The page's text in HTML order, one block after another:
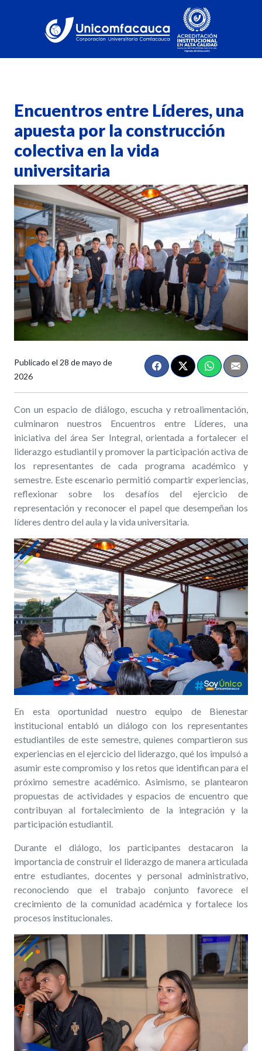
Encuentros entre Líderes, una
apuesta por la construcción
colectiva en la vida
universitaria
Publicado el 28 de mayo de
2026
Con un espacio de diálogo, escucha y retroalimentación,
culminaron nuestros Encuentros entre Líderes, una
iniciativa del área Ser Integral, orientada a fortalecer el
liderazgo estudiantil y promover la participación activa de
los representantes de cada programa académico y
semestre. Este escenario permitió compartir experiencias,
reflexionar sobre los desafíos del ejercicio de
representación y reconocer el papel que desempeñan los
líderes dentro del aula y la vida universitaria.
En esta oportunidad nuestro equipo de Bienestar
institucional entabló un diálogo con los representantes
estudiantiles de este semestre, quienes compartieron sus
experiencias en el ejercicio del liderazgo, qué los impulsó a
asumir este compromiso y los retos que identifican para el
próximo semestre académico. Asimismo, se plantearon
propuestas de actividades y espacios de encuentro que
contribuyan al fortalecimiento de la integración y la
participación estudiantil.
Durante el diálogo, los participantes destacaron la
importancia de construir el liderazgo de manera articulada
entre estudiantes, docentes y personal administrativo,
reconociendo que el trabajo conjunto favorece el
crecimiento de la comunidad académica y fortalece los
procesos institucionales.